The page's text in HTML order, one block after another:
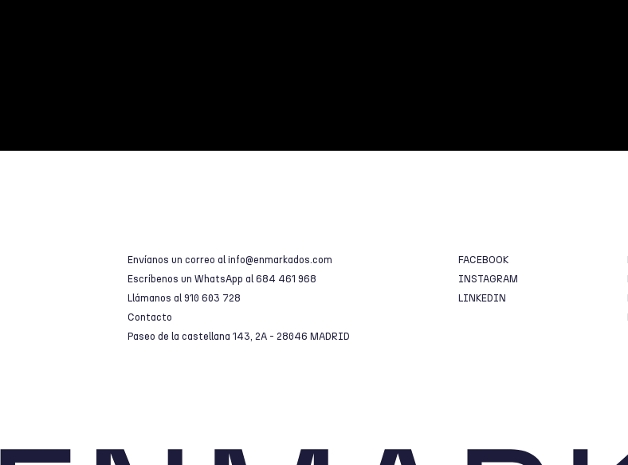
Envíanos un correo al info@enmarkados.com
Escríbenos un WhatsApp al 684 461 968
Llámanos al 910 603 728
Contacto
Paseo de la castellana 143, 2A - 28046 MADRID
FACEBOOK
INSTAGRAM
LINKEDIN